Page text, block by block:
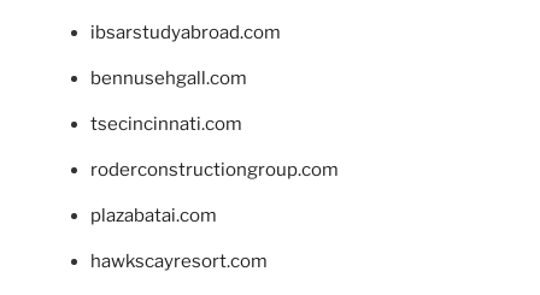
ibsarstudyabroad.com
bennusehgall.com
tsecincinnati.com
roderconstructiongroup.com
plazabatai.com
hawkscayresort.com